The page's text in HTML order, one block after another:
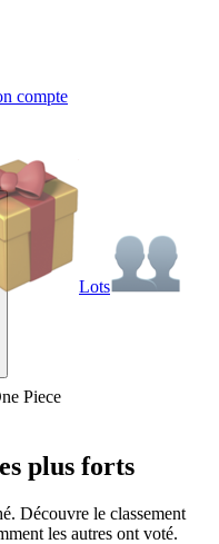
compte
Lots
Piece
plus forts
Découvre le classement
les autres ont voté.